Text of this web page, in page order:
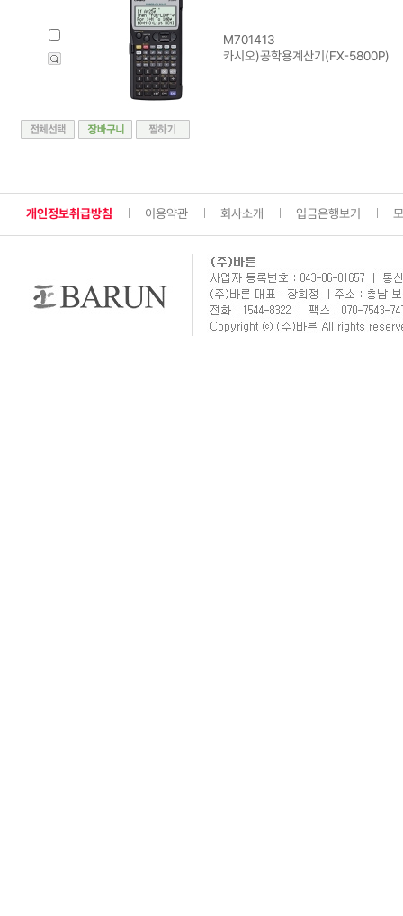
M701413
카시오)공학용계산기(FX-5800P)
개인정보취급방침 이용약관 회사소개 입금은행보기